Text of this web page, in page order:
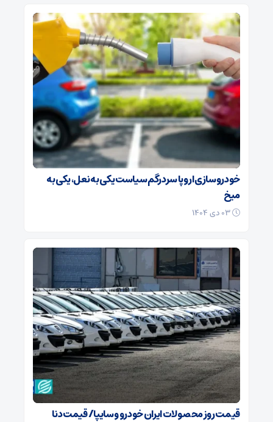
خودروسازی اروپا سردرگم سیاست یکی به نعل، یکی به
میخ
قیمت روز محصولات ایران خودرو و سایپا/ قیمت دنا